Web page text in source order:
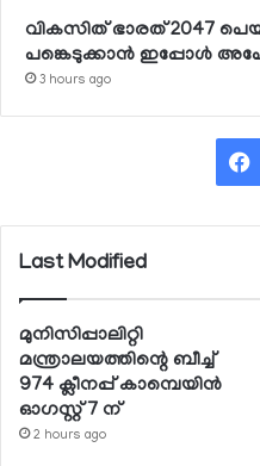
വികസിത് ഭാരത് 2047
പങ്കെടുക്കാന്‍ ഇപ്പോള്‍
3 hours ago
Last Modified
മുനിസിപ്പാലിറ്റി
മന്ത്രാലയത്തിന്റെ ബീച്ച്
974 ക്ലീനപ്പ് കാമ്പെയിന്‍
ഓഗസ്റ്റ് 7 ന്
2 hours ago